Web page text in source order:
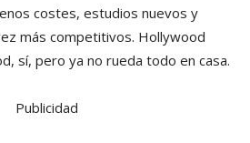
costes, estudios nuevos y
más competitivos. Hollywood
sí, pero ya no rueda todo en casa.
Publicidad